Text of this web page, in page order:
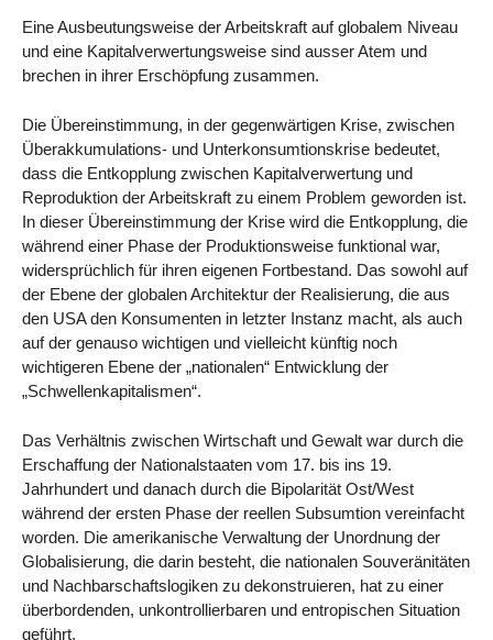
Eine Ausbeutungsweise der Arbeitskraft auf globalem Niveau
und eine Kapitalverwertungsweise sind ausser Atem und
brechen in ihrer Erschöpfung zusammen.
Die Übereinstimmung, in der gegenwärtigen Krise, zwischen
Überakkumulations- und Unterkonsumtionskrise bedeutet,
dass die Entkopplung zwischen Kapitalverwertung und
Reproduktion der Arbeitskraft zu einem Problem geworden ist.
In dieser Übereinstimmung der Krise wird die Entkopplung, die
während einer Phase der Produktionsweise funktional war,
widersprüchlich für ihren eigenen Fortbestand. Das sowohl auf
der Ebene der globalen Architektur der Realisierung, die aus
den USA den Konsumenten in letzter Instanz macht, als auch
auf der genauso wichtigen und vielleicht künftig noch
wichtigeren Ebene der „nationalen“ Entwicklung der
„Schwellenkapitalismen“.
Das Verhältnis zwischen Wirtschaft und Gewalt war durch die
Erschaffung der Nationalstaaten vom 17. bis ins 19.
Jahrhundert und danach durch die Bipolarität Ost/West
während der ersten Phase der reellen Subsumtion vereinfacht
worden. Die amerikanische Verwaltung der Unordnung der
Globalisierung, die darin besteht, die nationalen Souveränitäten
und Nachbarschaftslogiken zu dekonstruieren, hat zu einer
überbordenden, unkontrollierbaren und entropischen Situation
geführt.